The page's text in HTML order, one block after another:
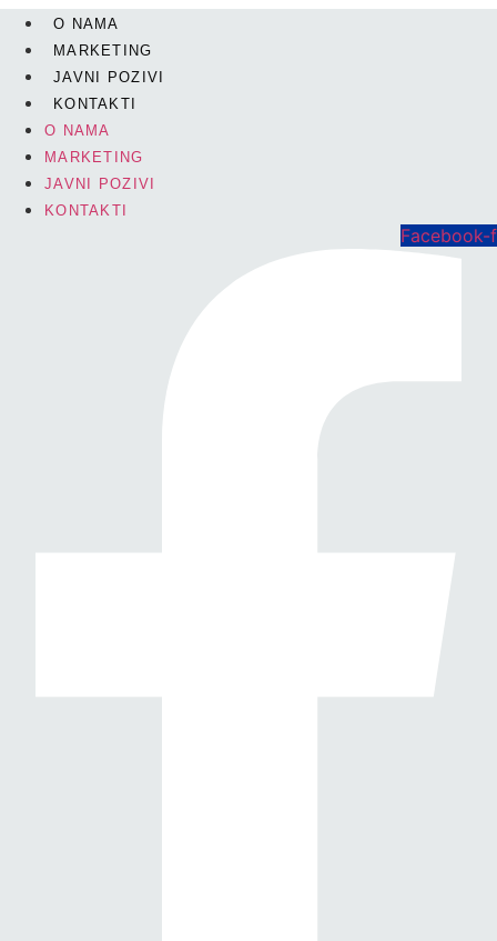
Skip
content
O NAMA
MARKETING
JAVNI POZIVI
KONTAKTI
O NAMA
MARKETING
JAVNI POZIVI
KONTAKTI
Facebook-f